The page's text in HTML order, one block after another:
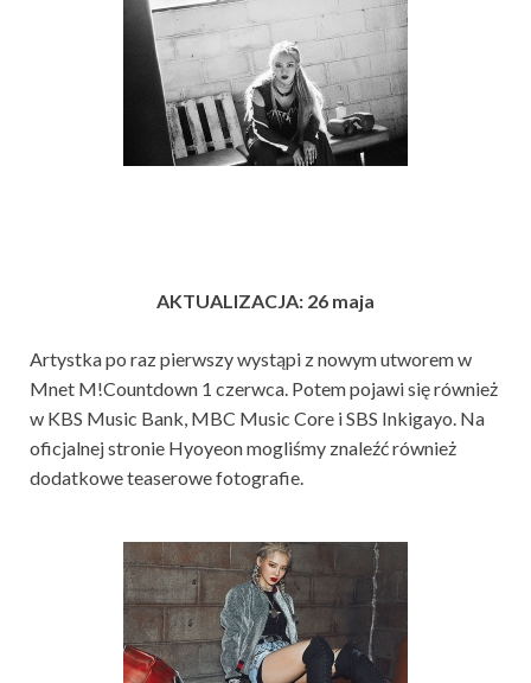
AKTUALIZACJA: 26 maja
Artystka po raz pierwszy wystąpi z nowym utworem w
Mnet M!Countdown 1 czerwca. Potem pojawi się również
w KBS Music Bank, MBC Music Core i SBS Inkigayo. Na
oficjalnej stronie Hyoyeon mogliśmy znaleźć również
dodatkowe teaserowe fotografie.